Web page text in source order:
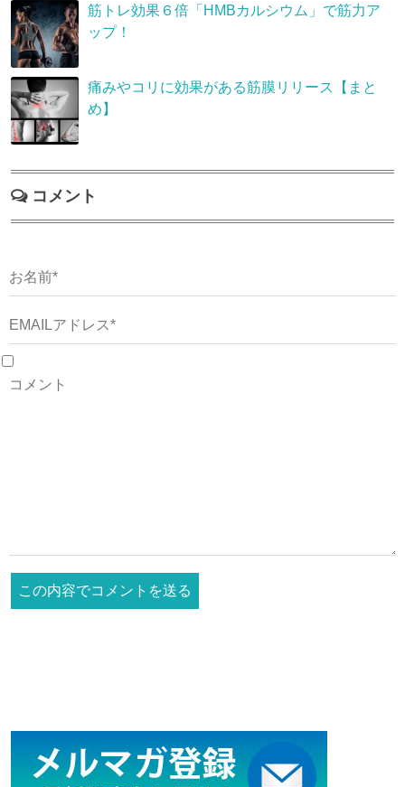
筋トレ効果６倍「HMBカルシウム」で筋力ア
ップ！
痛みやコリに効果がある筋膜リリース【まと
め】
コメント